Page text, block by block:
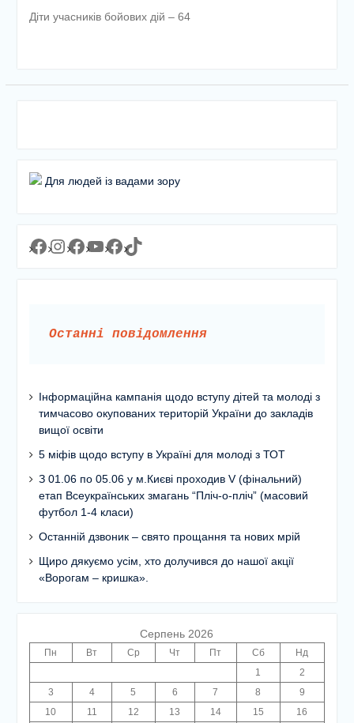
Діти учасників бойових дій – 64
Для людей із вадами зору
Facebook
Instagram
Facebook
YouTube
Facebook
https://www.tiktok.com/@lyceum1man?_t=8YJMx0RJgIf&_r=1
Останні повідомлення
Інформаційна кампанія щодо вступу дітей та молоді з
тимчасово окупованих територій України до закладів
вищої освіти
5 міфів щодо вступу в Україні для молоді з ТОТ
З 01.06 по 05.06 у м.Києві проходив V (фінальний)
етап Всеукраїнських змагань “Пліч-о-пліч” (масовий
футбол 1-4 класи)
Останній дзвоник – свято прощання та нових мрій
Щиро дякуємо усім, хто долучився до нашої акції
«Ворогам – кришка».
Серпень 2026
Пн Вт Ср Чт Пт Сб
Нд
1
2
3
4 5 6 7 8
9
10
11 12 13 14 15 16